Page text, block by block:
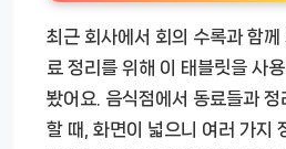
최근 회사에서 회의 수록과 함께
료 정리를 위해 이 태블릿을 사
봤어요. 음식점에서 동료들과 정
할 때, 화면이 넓으니 여러 가지